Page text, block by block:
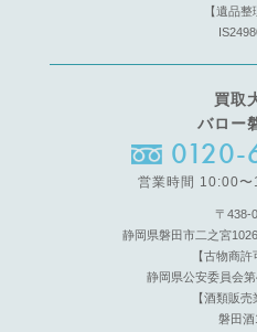
【遺品整
買取
バロー
0120-
営業時間 10:00
〒438-
静岡県磐田市二之宮
【古物商許
静岡県公安委員会
【酒類販売
磐田酒